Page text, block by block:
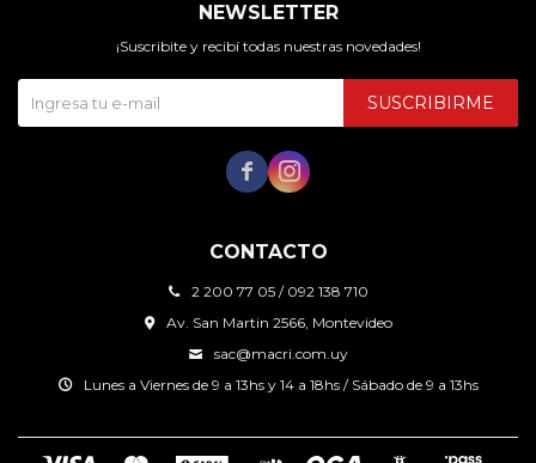
CONTACTO
2 200 77 05 / 092 138 710
Av. San Martin 2566, Montevideo
sac@macri.com.uy
Lunes a Viernes de 9 a 13hs y 14 a 18hs / Sábado de 9 a 13hs
NEWSLETTER
¡Suscribite y recibí todas nuestras novedades!
SUSCRIBIRME
 